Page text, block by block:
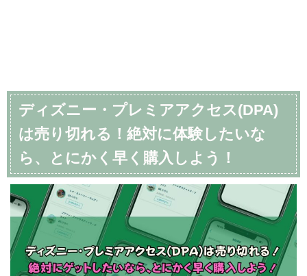
ディズニー・プレミアアクセス(DPA)
は売り切れる！絶対に体験したいな
ら、とにかく早く購入しよう！